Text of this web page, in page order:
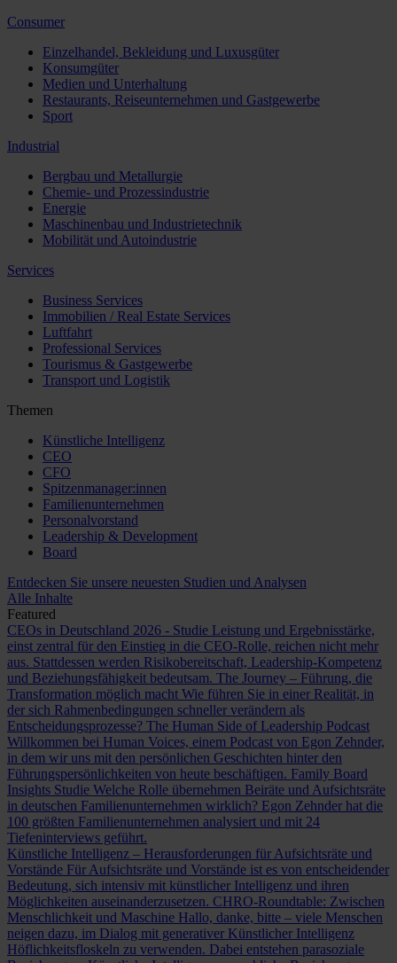
Consumer
Einzelhandel, Bekleidung und Luxusgüter
Konsumgüter
Medien und Unterhaltung
Restaurants, Reiseunternehmen und Gastgewerbe
Sport
Industrial
Bergbau und Metallurgie
Chemie- und Prozessindustrie
Energie
Maschinenbau und Industrietechnik
Mobilität und Autoindustrie
Services
Business Services
Immobilien / Real Estate Services
Luftfahrt
Professional Services
Tourismus & Gastgewerbe
Transport und Logistik
Themen
Künstliche Intelligenz
CEO
CFO
Spitzenmanager:innen
Familienunternehmen
Personalvorstand
Leadership & Development
Board
Entdecken Sie unsere neuesten Studien und Analysen
Alle Inhalte
Featured
CEOs in Deutschland 2026 - Studie Leistung und Ergebnisstärke,
einst zentral für den Einstieg in die CEO-Rolle, reichen nicht mehr
aus. Stattdessen werden Risikobereitschaft, Leadership-Kompetenz
und Beziehungsfähigkeit bedeutsam. The Journey – Führung, die
Transformation möglich macht Wie führen Sie in einer Realität, in
der sich Rahmenbedingungen schneller verändern als
Entscheidungsprozesse? The Human Side of Leadership Podcast
Willkommen bei Human Voices, einem Podcast von Egon Zehnder,
in dem wir uns mit den persönlichen Geschichten hinter den
Führungspersönlichkeiten von heute beschäftigen. Family Board
Insights Studie Welche Rolle übernehmen Beiräte und Aufsichtsräte
in deutschen Familienunternehmen wirklich? Egon Zehnder hat die
100 größten Familienunternehmen analysiert und mit 24
Tiefeninterviews geführt.
Künstliche Intelligenz – Herausforderungen für Aufsichtsräte und
Vorstände Für Aufsichtsräte und Vorstände ist es von entscheidender
Bedeutung, sich intensiv mit künstlicher Intelligenz und ihren
Möglichkeiten auseinanderzusetzen. CHRO-Roundtable: Zwischen
Menschlichkeit und Maschine Hallo, danke, bitte – viele Menschen
neigen dazu, im Dialog mit generativer Künstlicher Intelligenz
Höflichkeitsfloskeln zu verwenden. Dabei entstehen parasoziale